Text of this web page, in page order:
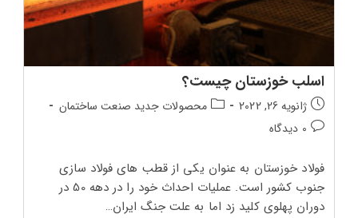
اسلب خوزستان چیست؟
تاریخ
انتشار
پست:
ژانویه 26, 2022
دسته‌بندی
محصولات جدید صنعت ساختمان
دیدگاه‌های
0 دیدگاه
فولاد خوزستان به عنوان یکی از قطب های فولاد سازی
جنوب کشور است. عملیات احداث خود را در دهه 50 در
دوران پهلوی کلید زد اما به علت جنگ ایران…